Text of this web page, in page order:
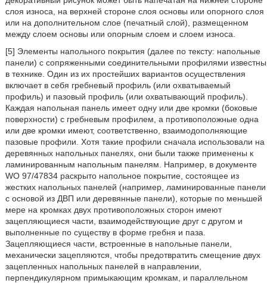
слоя износа, на верхней стороне слоя основы или опорного слоя
или на дополнительном слое (печатный слой), размещенном
между слоем основы или опорным слоем и слоем износа.
[5] Элементы напольного покрытия (далее по тексту: напольные
панели) с сопряженными соединительными профилями известны
в технике. Один из их простейших вариантов осуществления
включает в себя гребневый профиль (или охватываемый
профиль) и пазовый профиль (или охватывающий профиль).
Каждая напольная панель имеет одну или две кромки (боковые
поверхности) с гребневым профилем, а противоположные одна
или две кромки имеют, соответственно, взаимодополняющие
пазовые профили. Хотя такие профили сначала использовали на
деревянных напольных панелях, они были также применены к
ламинированным напольным панелям. Например, в документе
WO 97/47834 раскрыто напольное покрытие, состоящее из
жестких напольных панелей (например, ламинированные панели
с основой из ДВП или деревянные панели), которые по меньшей
мере на кромках двух противоположных сторон имеют
зацепляющиеся части, взаимодействующие друг с другом и
выполненные по существу в форме гребня и паза.
Зацепляющиеся части, встроенные в напольные панели,
механически зацепляются, чтобы предотвратить смещение двух
зацепленных напольных панелей в направлении,
перпендикулярном примыкающим кромкам, и параллельном